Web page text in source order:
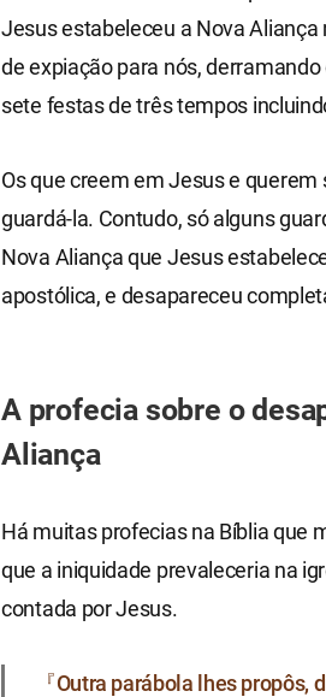
Jesus estabeleceu a Nova
de expiação para nós,
sete festas de três tempos
Os que creem em Jesus e
guardá-la. Contudo, só alguns
Nova Aliança que Jesus
apostólica, e desapareceu
A profecia sobre o
Aliança
Há muitas profecias na Bíblia que
que a iniquidade prevaleceria na
contada por Jesus.
『Outra parábola lhes